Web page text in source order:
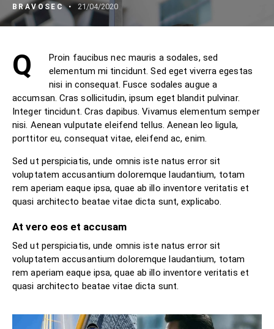
BRAVOSEC 21/04/2020
Q
Proin faucibus nec mauris a sodales, sed
elementum mi tincidunt. Sed eget viverra egestas
nisi in consequat. Fusce sodales augue a
accumsan. Cras sollicitudin, ipsum eget blandit pulvinar.
Integer tincidunt. Cras dapibus. Vivamus elementum semper
nisi. Aenean vulputate eleifend tellus. Aenean leo ligula,
porttitor eu, consequat vitae, eleifend ac, enim.
Sed ut perspiciatis, unde omnis iste natus error sit
voluptatem accusantium doloremque laudantium, totam
rem aperiam eaque ipsa, quae ab illo inventore veritatis et
quasi architecto beatae vitae dicta sunt, explicabo.
At vero eos et accusam
Sed ut perspiciatis, unde omnis iste natus error sit
voluptatem accusantium doloremque laudantium, totam
rem aperiam eaque ipsa, quae ab illo inventore veritatis et
quasi architecto beatae vitae dicta sunt.